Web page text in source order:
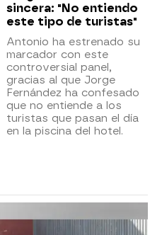
sincera: "No entiendo
este tipo de turistas"
Antonio ha estrenado su
marcador con este
controversial panel,
gracias al que Jorge
Fernández ha confesado
que no entiende a los
turistas que pasan el día
en la piscina del hotel.